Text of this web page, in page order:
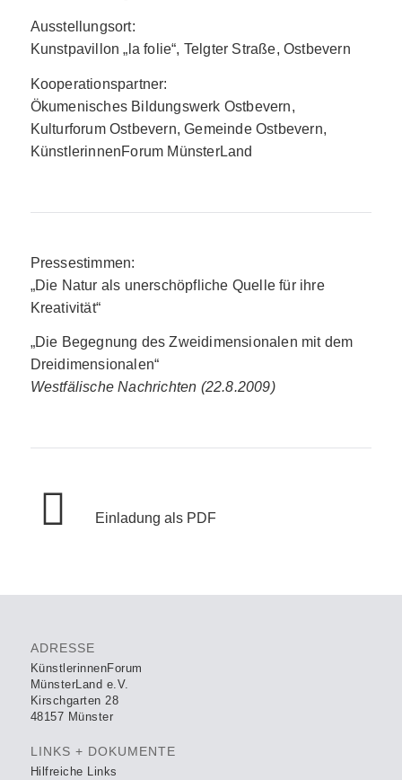
Ausstellungsort:
Kunstpavillon „la folie“, Telgter Straße, Ostbevern
Kooperationspartner:
Ökumenisches Bildungswerk Ostbevern,
Kulturforum Ostbevern, Gemeinde Ostbevern,
KünstlerinnenForum MünsterLand
Pressestimmen:
„Die Natur als unerschöpfliche Quelle für ihre
Kreativität“
„Die Begegnung des Zweidimensionalen mit dem
Dreidimensionalen“
Westfälische Nachrichten (22.8.2009)
Einladung als PDF
ADRESSE
KünstlerinnenForum
MünsterLand e.V.
Kirschgarten 28
48157 Münster
LINKS + DOKUMENTE
Hilfreiche Links